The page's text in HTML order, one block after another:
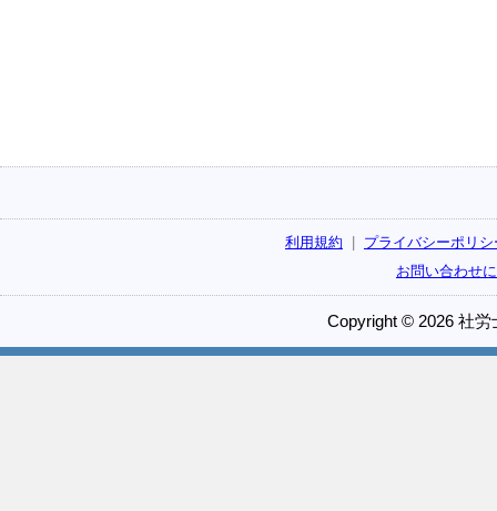
利用規約
プライバシーポリシ
お問い合わせ
Copyright © 2026 社